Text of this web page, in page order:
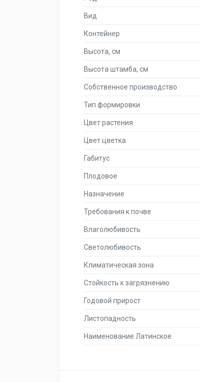
Вид
Контейнер
Высота, см
Высота штамба, см
Собственное производство
Тип формировки
Цвет растения
Цвет цветка
Габитус
Плодовое
Назначение
Требования к почве
Влаголюбивость
Светолюбивость
Климатическая зона
Стойкость к загрязнению
Годовой прирост
Листопадность
Наименование Латинское